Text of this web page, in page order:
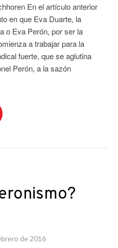
En el artículo anterior
en que Eva Duarte, la
o Eva Perón, por ser la
a trabajar para la
fuerte, que se aglutina
Perón, a la sazón
de 2016